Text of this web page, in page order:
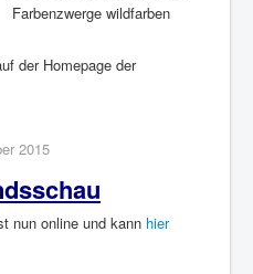
Farbenzwerge wildfarben
der Homepage der
2015
nun online und kann hier